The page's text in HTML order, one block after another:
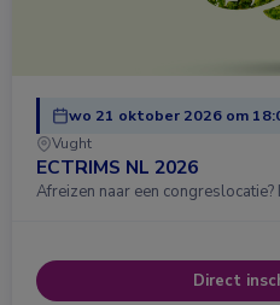
wo 21 oktober 2026 om
Vught
ECTRIMS NL 2026
Afreizen naar een
Direct